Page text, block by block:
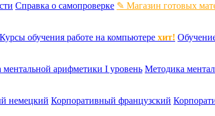
Справка о самопроверке ✎ Магазин готовых
Курсы обучения работе на компьютере хит!
арифметики I уровень Методика
немецкий Корпоративный французский